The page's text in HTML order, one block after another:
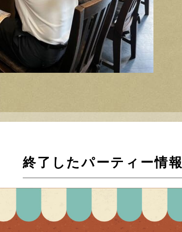
終了したパーティー情報